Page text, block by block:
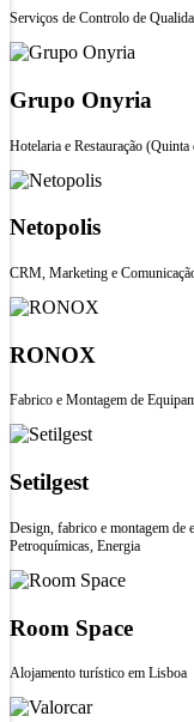
Serviços de Controlo de
Grupo Onyria
Hotelaria e Restauração
Netopolis
CRM, Marketing e
RONOX
Fabrico e Montagem de
Setilgest
Design, fabrico e montagem de
Petroquímicas, Energia
Room Space
Alojamento turístico em Lisboa